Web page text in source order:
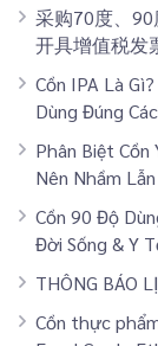
采购70度、90
开具增值税发
Cồn IPA Là
Dùng Đúng
Phân Biệt Cồn
Nên Nhầm Lẫn
Cồn 90 Độ
Đời Sống & Y
THÔNG BÁO
Cồn thực